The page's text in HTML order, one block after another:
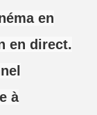
en
en direct.
à